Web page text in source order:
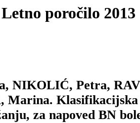
poročilo 2013
NIKOLIĆ, Petra,
Marina.
za napoved BN